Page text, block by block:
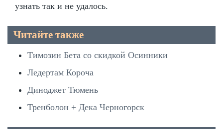
узнать так и не удалось.
Читайте также
Tимозин Бета со скидкой Осинники
Ледертам Короча
Диноджет Тюмень
Тренболон + Дека Черногорск